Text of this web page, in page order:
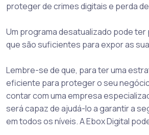
proteger de crimes digitais e perda
Um programa desatualizado pode ter
que são suficientes para expor as
Lembre-se de que, para ter uma
eficiente para proteger o seu
contar com uma empresa
será capaz de ajudá-lo a garantir a
em todos os níveis. A Ebox Digital